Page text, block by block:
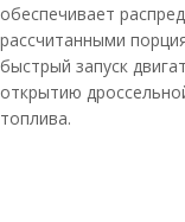
обеспечивает
рассчитанными
быстрый запуск
открытию
топлива.